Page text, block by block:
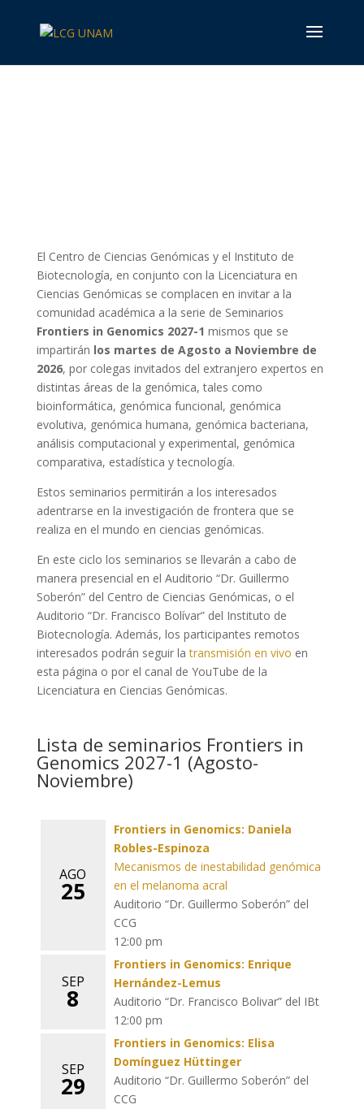
El Centro de Ciencias Genómicas y el Instituto de
Biotecnología, en conjunto con la Licenciatura en
Ciencias Genómicas se complacen en invitar a la
comunidad académica a la serie de Seminarios
Frontiers in Genomics 2027-1 mismos que se
impartirán los martes de Agosto a Noviembre de
2026, por colegas invitados del extranjero expertos en
distintas áreas de la genómica, tales como
bioinformática, genómica funcional, genómica
evolutiva, genómica humana, genómica bacteriana,
análisis computacional y experimental, genómica
comparativa, estadística y tecnología.
Estos seminarios permitirán a los interesados
adentrarse en la investigación de frontera que se
realiza en el mundo en ciencias genómicas.
En este ciclo los seminarios se llevarán a cabo de
manera presencial en el Auditorio “Dr. Guillermo
Soberón” del Centro de Ciencias Genómicas, o el
Auditorio “Dr. Francisco Bolívar” del Instituto de
Biotecnología. Además, los participantes remotos
interesados podrán seguir latransmisión en vivo en
esta página o por el canal de YouTube de la
Licenciatura en Ciencias Genómicas.
Lista de seminarios Frontiers in
Genomics 2027-1 (Agosto-
Noviembre)
AGO
25
Frontiers in Genomics: Daniela
Robles-Espinoza
Mecanismos de inestabilidad genómica
en el melanoma acral
Auditorio “Dr. Guillermo Soberón” del
CCG
12:00 pm
SEP
8
Frontiers in Genomics: Enrique
Hernández-Lemus
Auditorio “Dr. Francisco Bolivar” del IBt
12:00 pm
SEP
29
Frontiers in Genomics: Elisa
Domínguez Hüttinger
Auditorio “Dr. Guillermo Soberón” del
CCG